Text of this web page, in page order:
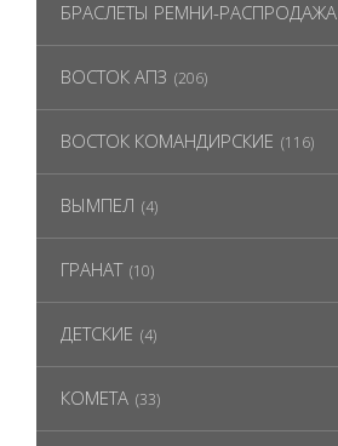
БРАСЛЕТЫ РЕМНИ-РАСПРОДАЖА
ВОСТОК АПЗ (206)
ВОСТОК КОМАНДИРСКИЕ (116)
ВЫМПЕЛ (4)
ГРАНАТ (10)
ДЕТСКИЕ (4)
КОМЕТА (33)